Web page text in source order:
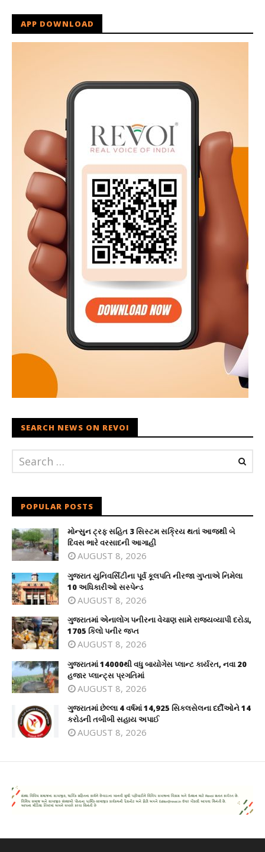
APP DOWNLOAD
SEARCH NEWS ON REVOI
POPULAR POSTS
મોન્સુન ટ્રફ સહિત 3 સિસ્ટમ સક્રિય થતાં આજથી બે
દિવસ ભારે વરસાદની આગાહી
AUGUST 8, 2026
ગુજરાત યુનિવર્સિટીના પૂર્વ કૂલપતિ નીરજા ગુપ્તાએ નિમેલા
10 અધિકારીઓ સસ્પેન્ડ
AUGUST 8, 2026
ગુજરાતમાં એનાલોગ પનીરના વેચાણ સામે રાજ્યવ્યાપી દરોડા,
1705 કિલો પનીર જપ્ત
AUGUST 8, 2026
ગુજરાતમાં 14000થી વધુ બાયોગેસ પ્લાન્ટ કાર્યરત, નવા 20
હજાર પ્લાન્ટ્સ પ્રગતિમાં
AUGUST 8, 2026
ગુજરાતમાં છેલ્લા 4 વર્ષમાં 14,925 સિકલસેલના દર્દીઓને 14
કરોડની તબીબી સહાય અપાઈ
AUGUST 8, 2026